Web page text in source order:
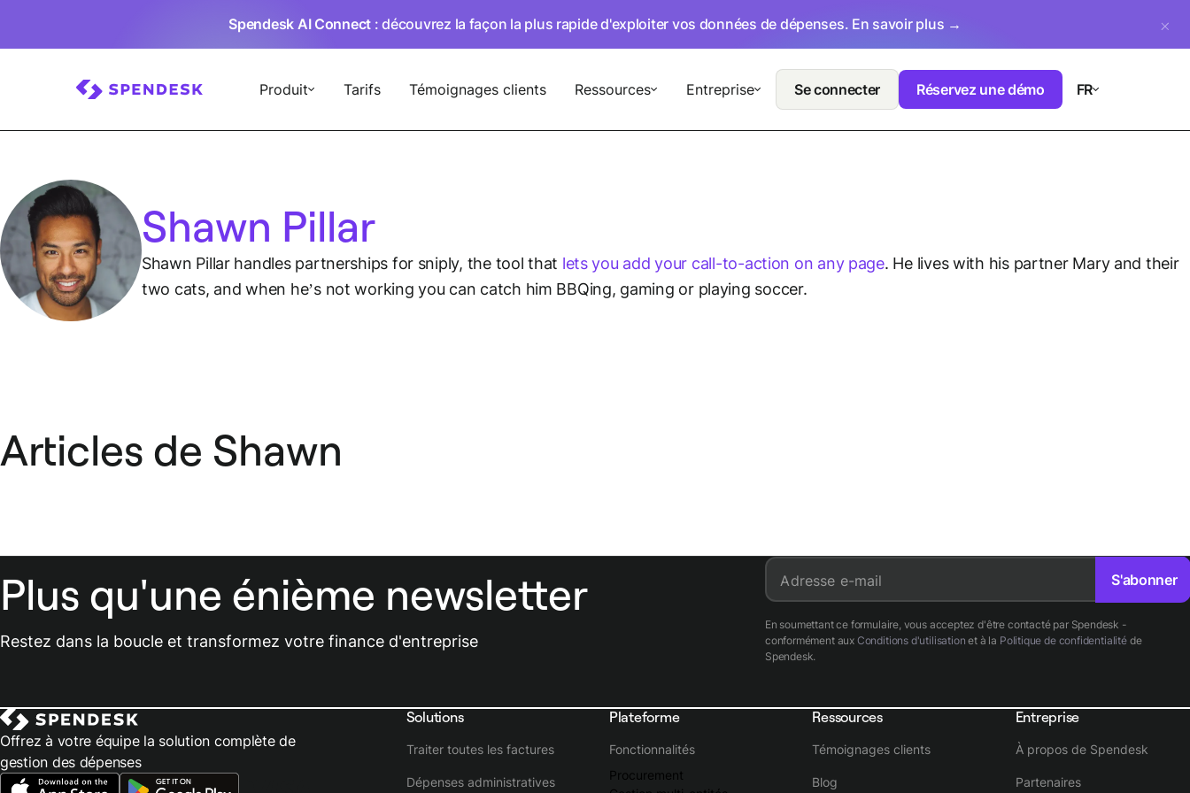
Spendesk AI Connect : découvrez la façon la plus rapide d'exploiter vos données de dépenses. En savoir plus →
Produit Tarifs Témoignages clients Ressources Entreprise Se connecter Réservez une démo FR
Shawn Pillar
Shawn Pillar handles partnerships for sniply, the tool that lets you add your call-to-action on any page. He lives with his partner Mary and their
two cats, and when he’s not working you can catch him BBQing, gaming or playing soccer.
Articles de Shawn
Plus qu'une énième newsletter
Restez dans la boucle et transformez votre finance d'entreprise
Adresse e-mail
En soumettant ce formulaire, vous acceptez d'être contacté par Spendesk -
conformément aux Conditions d'utilisation et à la Politique de confidentialitéde
Spendesk.
S'abonner
Offrez à votre équipe la solution complète de
gestion des dépenses
Solutions
Traiter toutes les factures
Dépenses administratives
Plateforme
Fonctionnalités
Procurement
Ressources
Témoignages clients
Blog
Entreprise
À propos de Spendesk
Partenaires